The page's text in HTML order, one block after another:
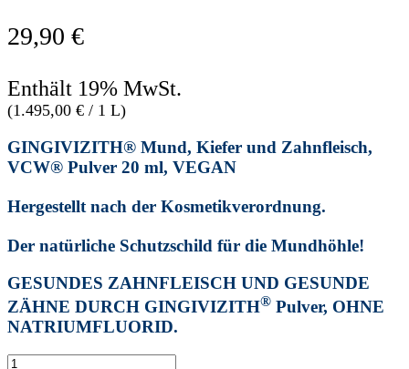
29,90 €
Enthält 19% MwSt.
(1.495,00 € / 1 L)
GINGIVIZITH® Mund, Kiefer und Zahnfleisch,
VCW® Pulver 20 ml, VEGAN
Hergestellt nach der Kosmetikverordnung.
Der natürliche Schutzschild für die Mundhöhle!
GESUNDES ZAHNFLEISCH UND GESUNDE
ZÄHNE DURCH GINGIVIZITH® Pulver, OHNE
NATRIUMFLUORID.
GINGIVIZITH®